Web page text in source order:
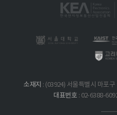
소재지 : (03924) 서울특별시 마포
대표번호 : 02-6388-